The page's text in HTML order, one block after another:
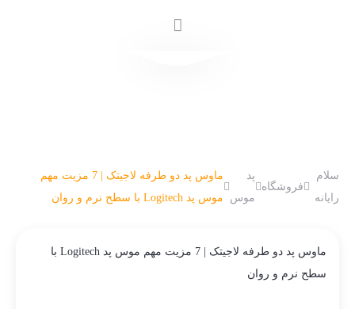
سلام
رایانه
فروشگاه
پد
موس
ماوس پد دو طرفه لاجیتک | 7 مزیت مهم
موس پد Logitech با سطح نرم و روان
ماوس پد دو طرفه لاجیتک | 7 مزیت مهم موس پد Logitech با
سطح نرم و روان